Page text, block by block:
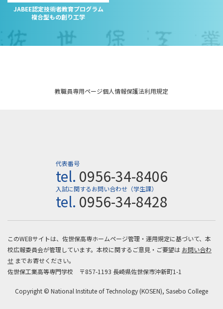
JABEE認定技術者教育プログラム
複合型もの創り工学
教職員専用ページ個人情報保護法利用規定
代表番号
tel. 0956-34-8406
入試に関するお問い合わせ（学生課）
tel. 0956-34-8428
このWEBサイトは、佐世保高専ホームページ管理・運用規定に基づいて、本
校広報委員会が管理しています。本校に関するご意見・ご要望は お問い合わ
せ までお寄せください。
佐世保工業高等専門学校 〒857-1193 長崎県佐世保市沖新町1-1
Copyright © National Institute of Technology (KOSEN), Sasebo College